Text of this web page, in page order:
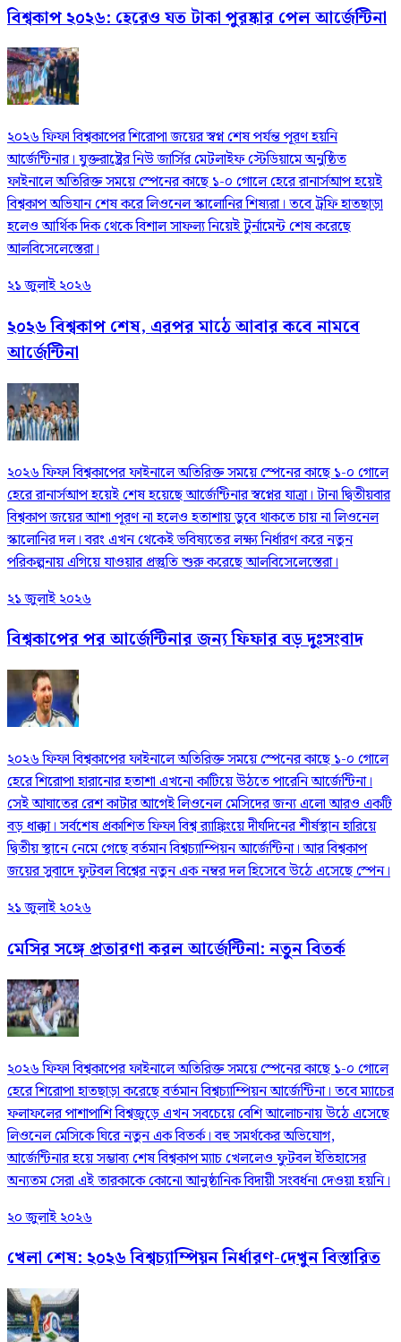
বিশ্বকাপ ২০২৬: হেরেও যত টাকা পুরষ্কার পেল আর্জেন্টিনা
২০২৬ ফিফা বিশ্বকাপের শিরোপা জয়ের স্বপ্ন শেষ পর্যন্ত পূরণ হয়নি
আর্জেন্টিনার। যুক্তরাষ্ট্রের নিউ জার্সির মেটলাইফ স্টেডিয়ামে অনুষ্ঠিত
ফাইনালে অতিরিক্ত সময়ে স্পেনের কাছে ১-০ গোলে হেরে রানার্সআপ হয়েই
বিশ্বকাপ অভিযান শেষ করে লিওনেল স্কালোনির শিষ্যরা। তবে ট্রফি হাতছাড়া
হলেও আর্থিক দিক থেকে বিশাল সাফল্য নিয়েই টুর্নামেন্ট শেষ করেছে
আলবিসেলেস্তেরা।
২১ জুলাই ২০২৬
২০২৬ বিশ্বকাপ শেষ, এরপর মাঠে আবার কবে নামবে
আর্জেন্টিনা
২০২৬ ফিফা বিশ্বকাপের ফাইনালে অতিরিক্ত সময়ে স্পেনের কাছে ১-০ গোলে
হেরে রানার্সআপ হয়েই শেষ হয়েছে আর্জেন্টিনার স্বপ্নের যাত্রা। টানা দ্বিতীয়বার
বিশ্বকাপ জয়ের আশা পূরণ না হলেও হতাশায় ডুবে থাকতে চায় না লিওনেল
স্কালোনির দল। বরং এখন থেকেই ভবিষ্যতের লক্ষ্য নির্ধারণ করে নতুন
পরিকল্পনায় এগিয়ে যাওয়ার প্রস্তুতি শুরু করেছে আলবিসেলেস্তেরা।
২১ জুলাই ২০২৬
বিশ্বকাপের পর আর্জেন্টিনার জন্য ফিফার বড় দুঃসংবাদ
২০২৬ ফিফা বিশ্বকাপের ফাইনালে অতিরিক্ত সময়ে স্পেনের কাছে ১-০ গোলে
হেরে শিরোপা হারানোর হতাশা এখনো কাটিয়ে উঠতে পারেনি আর্জেন্টিনা।
সেই আঘাতের রেশ কাটার আগেই লিওনেল মেসিদের জন্য এলো আরও একটি
বড় ধাক্কা। সর্বশেষ প্রকাশিত ফিফা বিশ্ব র‌্যাঙ্কিংয়ে দীর্ঘদিনের শীর্ষস্থান হারিয়ে
দ্বিতীয় স্থানে নেমে গেছে বর্তমান বিশ্বচ্যাম্পিয়ন আর্জেন্টিনা। আর বিশ্বকাপ
জয়ের সুবাদে ফুটবল বিশ্বের নতুন এক নম্বর দল হিসেবে উঠে এসেছে স্পেন।
২১ জুলাই ২০২৬
মেসির সঙ্গে প্রতারণা করল আর্জেন্টিনা: নতুন বিতর্ক
২০২৬ ফিফা বিশ্বকাপের ফাইনালে অতিরিক্ত সময়ে স্পেনের কাছে ১-০ গোলে
হেরে শিরোপা হাতছাড়া করেছে বর্তমান বিশ্বচ্যাম্পিয়ন আর্জেন্টিনা। তবে ম্যাচের
ফলাফলের পাশাপাশি বিশ্বজুড়ে এখন সবচেয়ে বেশি আলোচনায় উঠে এসেছে
লিওনেল মেসিকে ঘিরে নতুন এক বিতর্ক। বহু সমর্থকের অভিযোগ,
আর্জেন্টিনার হয়ে সম্ভাব্য শেষ বিশ্বকাপ ম্যাচ খেললেও ফুটবল ইতিহাসের
অন্যতম সেরা এই তারকাকে কোনো আনুষ্ঠানিক বিদায়ী সংবর্ধনা দেওয়া হয়নি।
২০ জুলাই ২০২৬
খেলা শেষ: ২০২৬ বিশ্বচ্যাম্পিয়ন নির্ধারণ-দেখুন বিস্তারিত